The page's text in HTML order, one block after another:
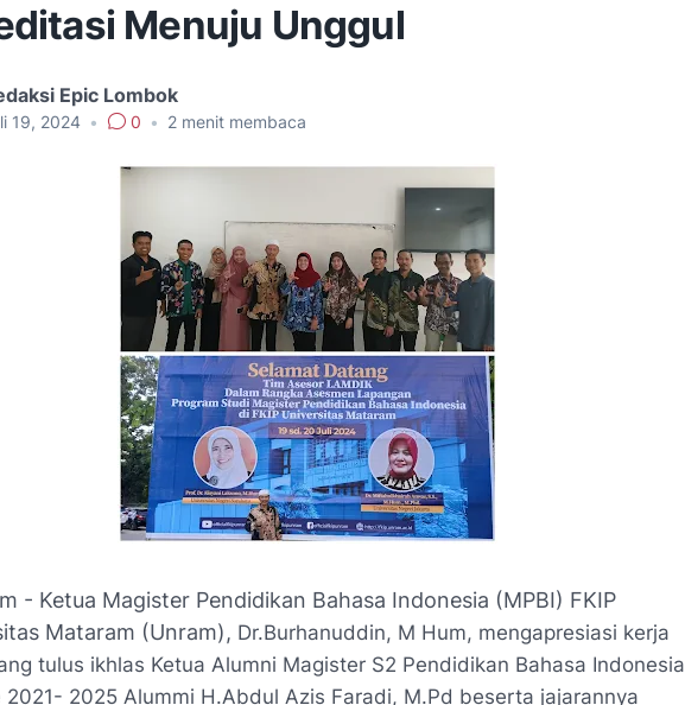
Menuju Unggul
Epic Lombok
19, 2024 • 0 • 2 menit membaca
- Ketua Magister Pendidikan Bahasa Indonesia (MPBI) FKIP
Mataram (Unram), Dr.Burhanuddin, M Hum, mengapresiasi kerja
tulus ikhlas Ketua Alumni Magister S2 Pendidikan Bahasa Indonesia
2021- 2025 Alummi H.Abdul Azis Faradi, M.Pd beserta jajarannya